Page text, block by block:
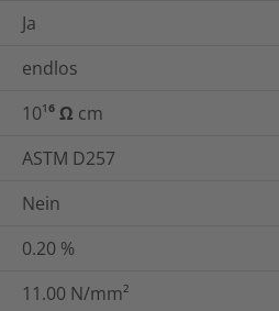
Ja
endlos
10¹⁶ Ω cm
ASTM D257
Nein
0.20 %
11.00 N/mm²